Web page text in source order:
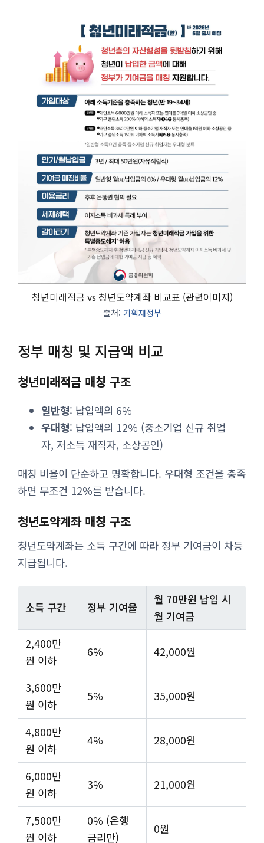
청년미래적금 vs 청년도약계좌 비교표 (관련이미지)
출처: 기획재정부
정부 매칭 및 지급액 비교
청년미래적금 매칭 구조
일반형: 납입액의 6%
우대형: 납입액의 12% (중소기업 신규 취업
자, 저소득 재직자, 소상공인)
매칭 비율이 단순하고 명확합니다. 우대형 조건을 충족
하면 무조건 12%를 받습니다.
청년도약계좌 매칭 구조
청년도약계좌는 소득 구간에 따라 정부 기여금이 차등
지급됩니다.
소득 구간 정부 기여율
월 70만원 납입 시
월 기여금
2,400만
원 이하
6% 42,000원
3,600만
원 이하
5% 35,000원
4,800만
원 이하
4% 28,000원
6,000만
원 이하
3% 21,000원
7,500만
원 이하
0% (은행
금리만)
0원